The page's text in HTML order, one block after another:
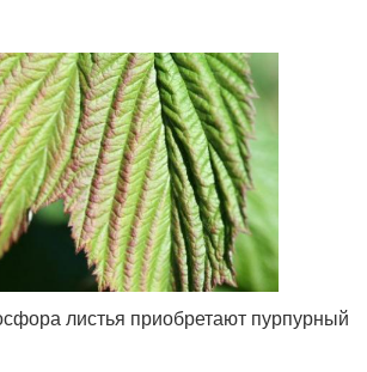
листья приобретают пурпурный